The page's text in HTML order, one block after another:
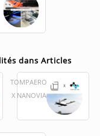
dans Articles
TOMPAERO
X NANOVIA